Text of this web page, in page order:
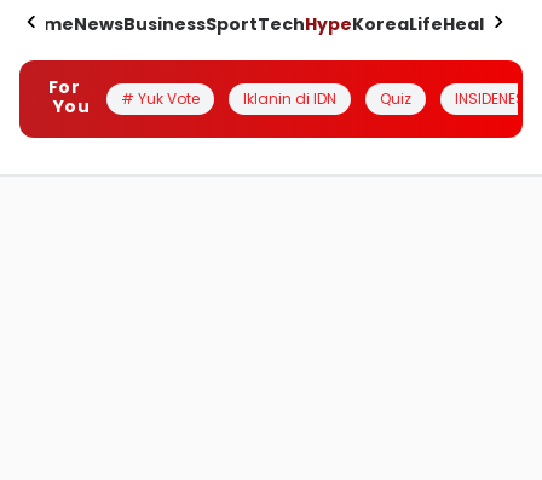
HomeNewsBusinessSportTechHypeKoreaLifeHealth
For
You
# Yuk Vote Iklanin di IDN Quiz INSIDENESIA